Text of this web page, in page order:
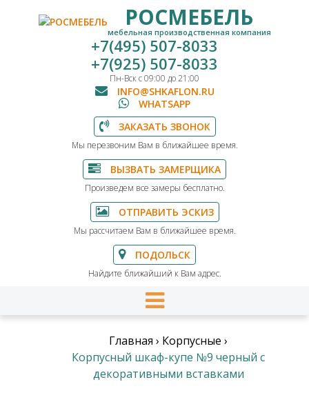
РОСМЕБЕЛЬ
мебельная производственная компания
+7(495) 507-8033
+7(925) 507-8033
Пн-Вск с 09:00 до 21:00
INFO@SHKAFLON.RU
WHATSAPP
ЗАКАЗАТЬ ЗВОНОК
Мы перезвоним Вам в ближайшее время.
ВЫЗВАТЬ ЗАМЕРЩИКА
Произведем все замеры бесплатно.
ОТПРАВИТЬ ЭСКИЗ
Мы рассчитаем Вам в ближайшее время.
ПОДОЛЬСК
Найдите ближайший к Вам адрес.
Главная › Корпусные ›
Корпусный шкаф-купе №9 черный с
декоративными вставками